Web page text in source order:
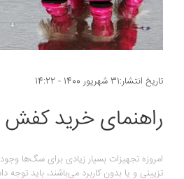
تاریخ انتشار:31 شهریور 1400 - 14:22
راهنمای خرید
امروزه تجهیزات بسیار زیادی برای سگ‌ها
تزیینی و یا بدون کاربرد می‌باشند، باید